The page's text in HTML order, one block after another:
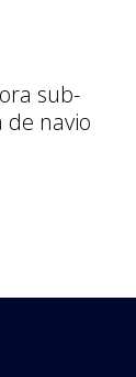
sub-
de navio